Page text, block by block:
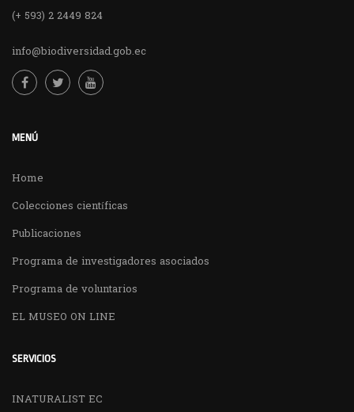
(+ 593) 2 2449 824
info@biodiversidad.gob.ec
MENÚ
Home
Colecciones científicas
Publicaciones
Programa de investigadores asociados
Programa de voluntarios
EL MUSEO ON LINE
SERVICIOS
INATURALIST EC